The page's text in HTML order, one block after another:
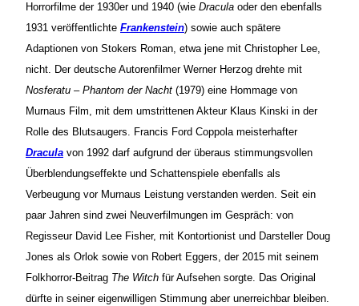
Horrorfilme der 1930er und 1940 (wie Dracula oder den ebenfalls
1931 veröffentlichte Frankenstein) sowie auch spätere
Adaptionen von Stokers Roman, etwa jene mit Christopher Lee,
nicht. Der deutsche Autorenfilmer Werner Herzog drehte mit
Nosferatu – Phantom der Nacht (1979) eine Hommage von
Murnaus Film, mit dem umstrittenen Akteur Klaus Kinski in der
Rolle des Blutsaugers. Francis Ford Coppola meisterhafter
Dracula von 1992 darf aufgrund der überaus stimmungsvollen
Überblendungseffekte und Schattenspiele ebenfalls als
Verbeugung vor Murnaus Leistung verstanden werden. Seit ein
paar Jahren sind zwei Neuverfilmungen im Gespräch: von
Regisseur David Lee Fisher, mit Kontortionist und Darsteller Doug
Jones als Orlok sowie von Robert Eggers, der 2015 mit seinem
Folkhorror-Beitrag The Witch für Aufsehen sorgte. Das Original
dürfte in seiner eigenwilligen Stimmung aber unerreichbar bleiben.